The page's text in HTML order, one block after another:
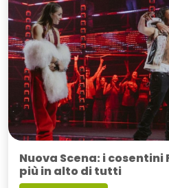
Nuova Scena: i
più in alto di tutti